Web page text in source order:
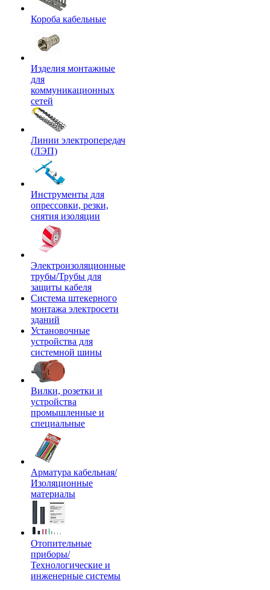
Короба кабельные
Изделия монтажные
для
коммуникационных
сетей
Линии электропередач
(ЛЭП)
Инструменты для
опрессовки, резки,
снятия изоляции
Электроизоляционные
трубы/Трубы для
защиты кабеля
Система штекерного
монтажа электросети
зданий
Установочные
устройства для
системной шины
Вилки, розетки и
устройства
промышленные и
специальные
Арматура кабельная/
Изоляционные
материалы
Отопительные
приборы/
Технологические и
инженерные системы